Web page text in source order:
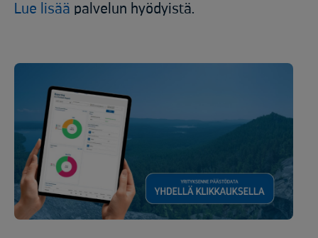
Lue lisää palvelun hyödyistä.